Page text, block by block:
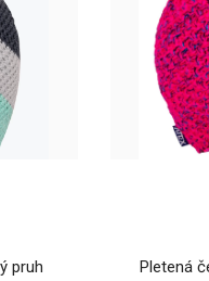
čepice HOWARDDámská
doplňkem pro v..
pruh
Pletená